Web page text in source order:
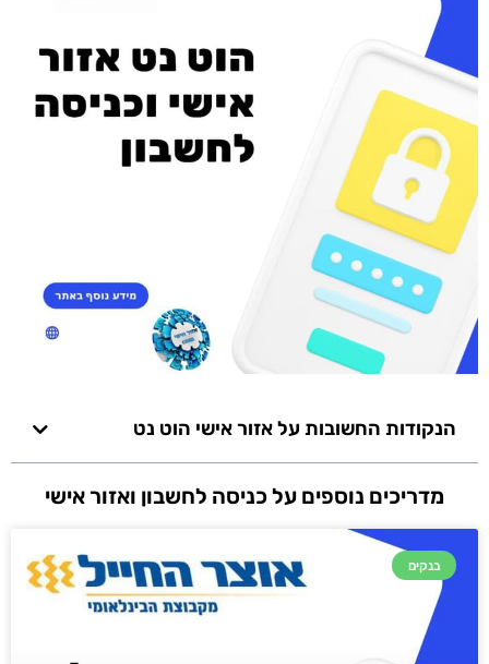
הנקודות החשובות על אזור אישי הוט נט
מדריכים נוספים על כניסה לחשבון ואזור אישי
בנקים